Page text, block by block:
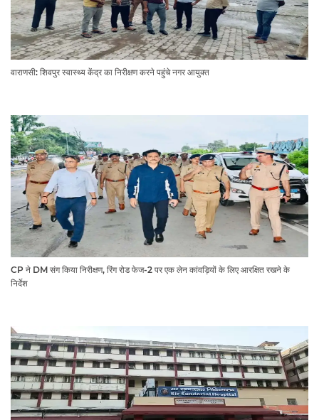
वाराणसी: शिवपुर स्वास्थ्य केंद्र का निरीक्षण करने पहुंचे नगर आयुक्त
CP ने DM संग किया निरीक्षण, रिंग रोड फेज-2 पर एक लेन कांवड़ियों के लिए आरक्षित रखने के
निर्देश